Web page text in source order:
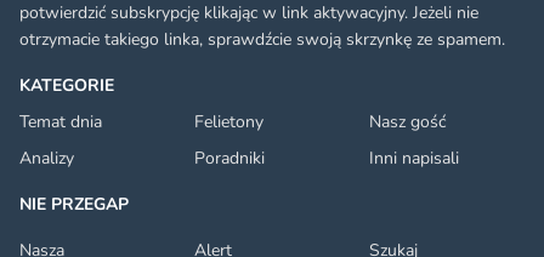
KATEGORIE
Temat dnia
Felietony
Nasz gość
Analizy
Poradniki
Inni napisali
NIE PRZEGAP
Nasza
Alert Szukaj
potwierdzić subskrypcję klikając w link aktywacyjny. Jeżeli nie
otrzymacie takiego linka, sprawdźcie swoją skrzynkę ze spamem.